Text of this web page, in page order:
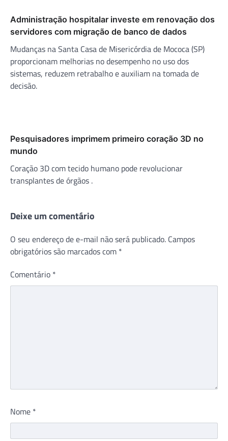
Administração hospitalar investe em renovação dos
servidores com migração de banco de dados
Mudanças na Santa Casa de Misericórdia de Mococa (SP)
proporcionam melhorias no desempenho no uso dos
sistemas, reduzem retrabalho e auxiliam na tomada de
decisão.
Pesquisadores imprimem primeiro coração 3D no
mundo
Coração 3D com tecido humano pode revolucionar
transplantes de órgãos .
Deixe um comentário
O seu endereço de e-mail não será publicado. Campos
obrigatórios são marcados com *
Comentário *
Nome *